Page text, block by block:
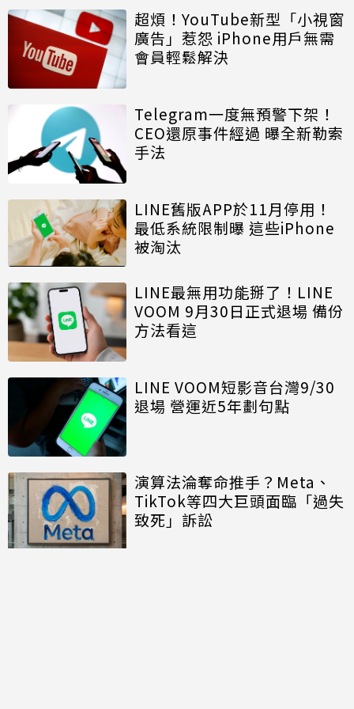
超煩！YouTube新型「小視窗
廣告」惹怨 iPhone用戶無需
會員輕鬆解決
Telegram一度無預警下架！
CEO還原事件經過 曝全新勒索
手法
LINE舊版APP於11月停用！
最低系統限制曝 這些iPhone
被淘汰
LINE最無用功能掰了！LINE
VOOM 9月30日正式退場 備份
方法看這
LINE VOOM短影音台灣9/30
退場 營運近5年劃句點
演算法淪奪命推手？Meta、
TikTok等四大巨頭面臨「過失
致死」訴訟